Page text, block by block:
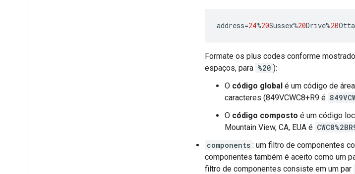
address=24%20Sussex%20Drive%20
Formate os plus codes conforme
espaços, para %20 ):
O código global é um código de
caracteres (849VCWC8+R9 é
O código composto é um código
Mountain View, CA, EUA é
components : um filtro de componentes
componentes também é aceito como um
filtro de componentes consiste em um par